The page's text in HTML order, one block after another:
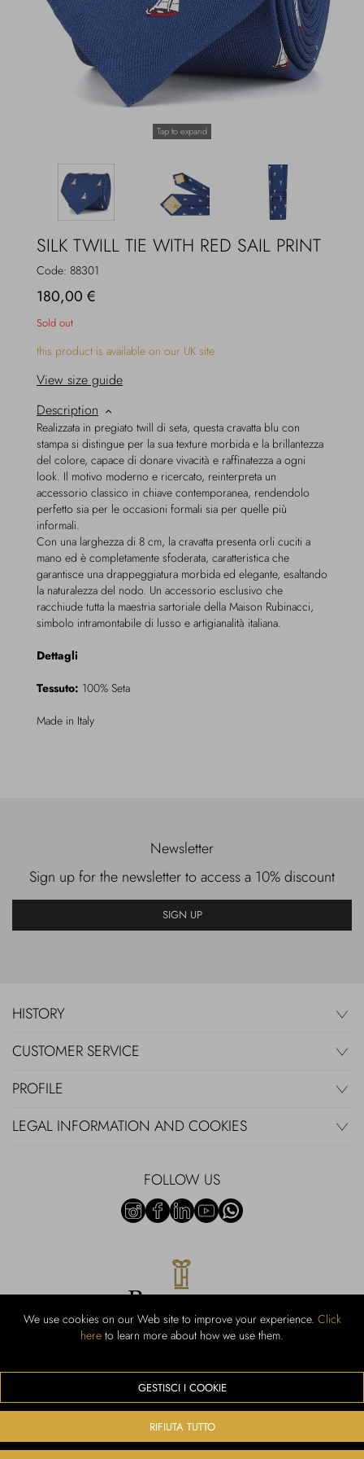
Overcoats
We use cookies on our Web site to improve your experience. Click
here to learn more about how we use them.
GESTISCI I COOKIE
RIFIUTA TUTTO
Tap to expand
SILK TWILL TIE WITH RED SAIL PRINT
Code: 88301
180,00 €
Sold out
this product is available on our UK site
View size guide
Description
Realizzata in pregiato twill di seta, questa cravatta blu con
stampa si distingue per la sua texture morbida e la brillantezza
del colore, capace di donare vivacità e raffinatezza a ogni
look. Il motivo moderno e ricercato, reinterpreta un
accessorio classico in chiave contemporanea, rendendolo
perfetto sia per le occasioni formali sia per quelle più
informali.
Con una larghezza di 8 cm, la cravatta presenta orli cuciti a
mano ed è completamente sfoderata, caratteristica che
garantisce una drappeggiatura morbida ed elegante, esaltando
la naturalezza del nodo. Un accessorio esclusivo che
racchiude tutta la maestria sartoriale della Maison Rubinacci,
simbolo intramontabile di lusso e artigianalità italiana.
Dettagli
Tessuto: 100% Seta
Made in Italy
Newsletter
Sign up for the newsletter to access a 10% discount
SIGN UP
HISTORY
CUSTOMER SERVICE
PROFILE
LEGAL INFORMATION AND COOKIES
FOLLOW US
Rubinacci S.r.l.: Viale Gramsci, 15 - 80122 Naples - P.Iva 00436210637 -
We accept the following payment methods